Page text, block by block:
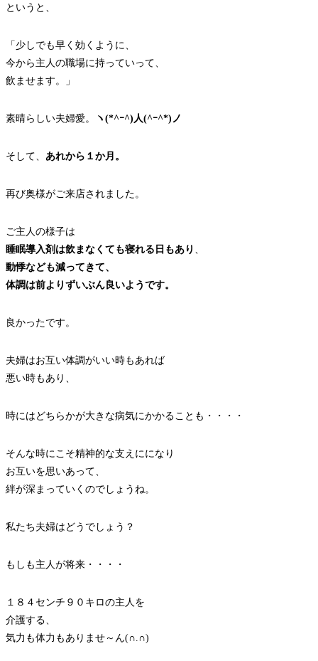
というと、
「少しでも早く効くように、
今から主人の職場に持っていって、
飲ませます。」
素晴らしい夫婦愛。 ヽ(*^ｰ^)人(^ｰ^*)ノ
そして、 あれから１か月。
再び奥様がご来店されました。
ご主人の様子は
睡眠導入剤は飲まなくても寝れる日もあり 、
動悸なども減ってきて、
体調は前よりずいぶん良いようです。
良かったです。
夫婦はお互い体調がいい時もあれば
悪い時もあり、
時にはどちらかが大きな病気にかかることも・・・・
そんな時にこそ精神的な支えにになり
お互いを思いあって、
絆が深まっていくのでしょうね。
私たち夫婦はどうでしょう？
もしも主人が将来・・・・
１８４センチ９０キロの主人を
介護する、
気力も体力もありませ～ん(∩.∩)